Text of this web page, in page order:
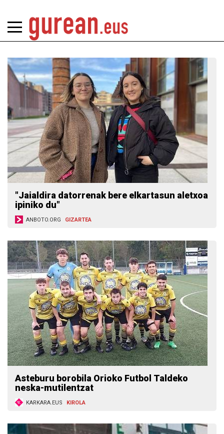
"Jaialdira datorrenak bere elkartasun aletxoa
ipiniko du"
ANBOTO.ORG GIZARTEA
Asteburu borobila Orioko Futbol Taldeko
neska-mutilentzat
KARKARA.EUS KIROLA